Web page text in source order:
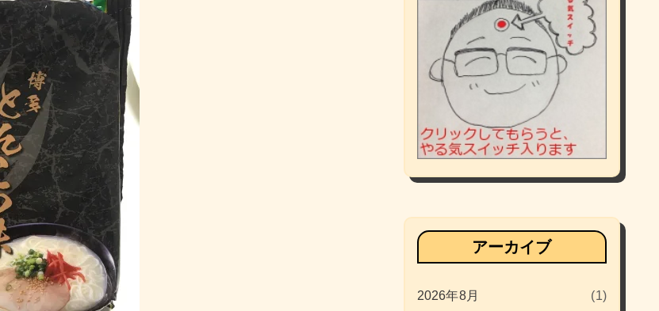
アーカイブ
2026年8月 (1)